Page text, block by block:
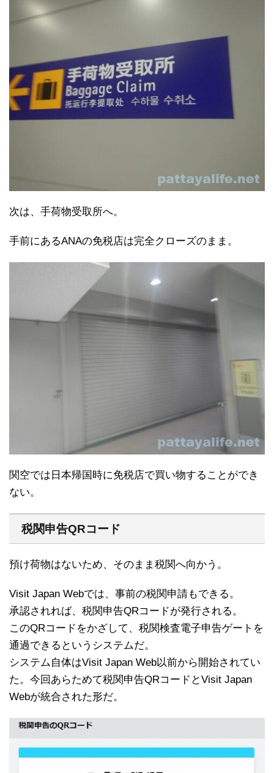
次は、手荷物受取所へ。
手前にあるANAの免税店は完全クローズのまま。
関空では日本帰国時に免税店で買い物することができ
ない。
税関申告QRコード
預け荷物はないため、そのまま税関へ向かう。
Visit Japan Webでは、事前の税関申請もできる。
承認されれば、税関申告QRコードが発行される。
このQRコードをかざして、税関検査電子申告ゲートを
通過できるというシステムだ。
システム自体はVisit Japan Web以前から開始されてい
た。今回あらためて税関申告QRコードとVisit Japan
Webが統合された形だ。